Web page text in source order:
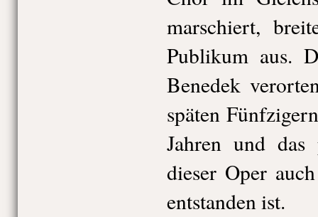
marschiert,
Publikum aus.
Benedek
späten
Jahren und das
dieser Oper
entstanden ist.